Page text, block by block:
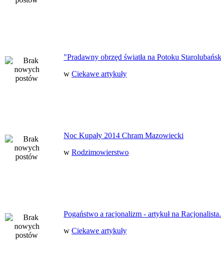
"Pradawny obrzęd światła na Potoku
w Ciekawe artykuły
Noc Kupały 2014 Chram Mazowiecki
w Rodzimowierstwo
Pogaństwo a racjonalizm - artykuł na
w Ciekawe artykuły